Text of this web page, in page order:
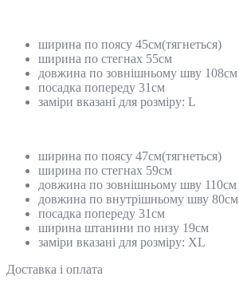
ширина по поясу 45см(тягнеться)
ширина по стегнах 55см
довжина по зовнішньому шву 108см
посадка попереду 31см
заміри вказані для розміру: L
ширина по поясу 47см(тягнеться)
ширина по стегнах 59см
довжина по зовнішньому шву 110см
довжина по внутрішньому шву 80см
посадка попереду 31см
ширина штанини по низу 19см
заміри вказані для розміру: XL
Доставка і оплата